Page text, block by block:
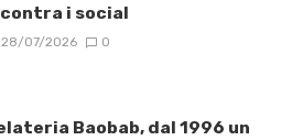
i social
28/07/2026 0
Baobab, dal 1996 un